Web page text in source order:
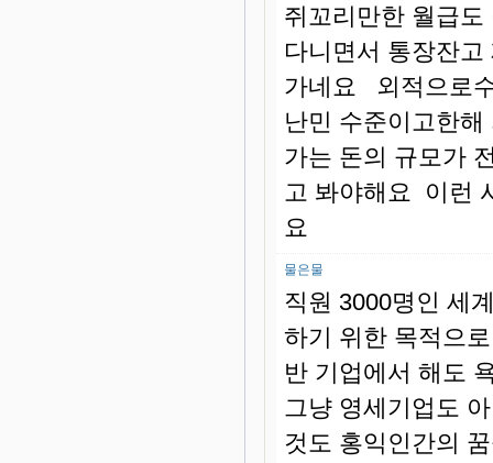
쥐꼬리만한 월급
다니면서 통장잔
가네요 외적으로
난민 수준이고한
가는 돈의 규모가
고 봐야해요 이런
요
물은물
직원 3000명인 세
하기 위한 목적으
반 기업에서 해도
그냥 영세기업도
것도 홍익인간의